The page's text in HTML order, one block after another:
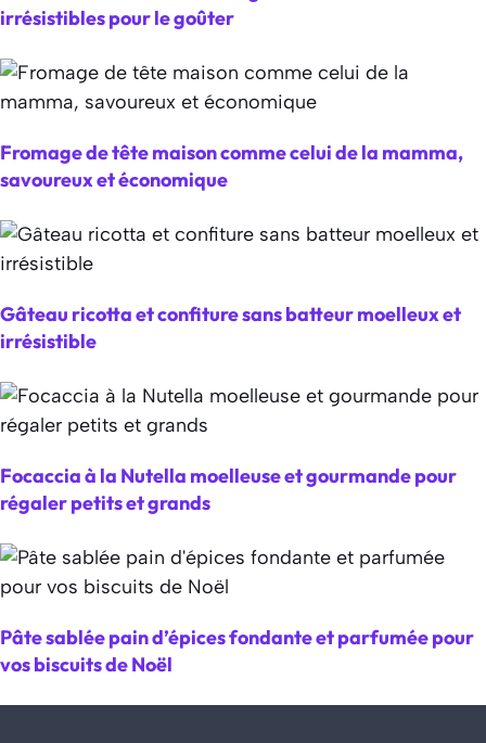
irrésistibles pour le goûter
Fromage de tête maison comme celui de la mamma,
savoureux et économique
Gâteau ricotta et confiture sans batteur moelleux et
irrésistible
Focaccia à la Nutella moelleuse et gourmande pour
régaler petits et grands
Pâte sablée pain d’épices fondante et parfumée pour
vos biscuits de Noël